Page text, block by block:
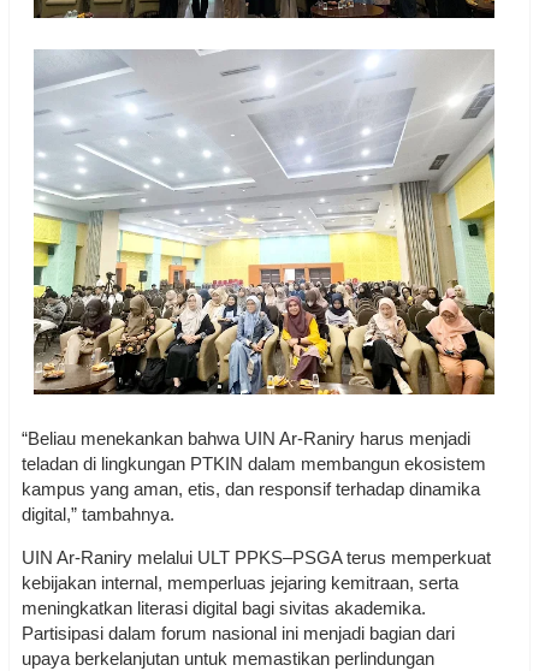
“Beliau menekankan bahwa UIN Ar-Raniry harus menjadi
teladan di lingkungan PTKIN dalam membangun ekosistem
kampus yang aman, etis, dan responsif terhadap dinamika
digital,” tambahnya.
UIN Ar-Raniry melalui ULT PPKS–PSGA terus memperkuat
kebijakan internal, memperluas jejaring kemitraan, serta
meningkatkan literasi digital bagi sivitas akademika.
Partisipasi dalam forum nasional ini menjadi bagian dari
upaya berkelanjutan untuk memastikan perlindungan